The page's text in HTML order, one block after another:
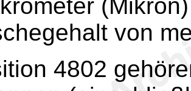
von
4802